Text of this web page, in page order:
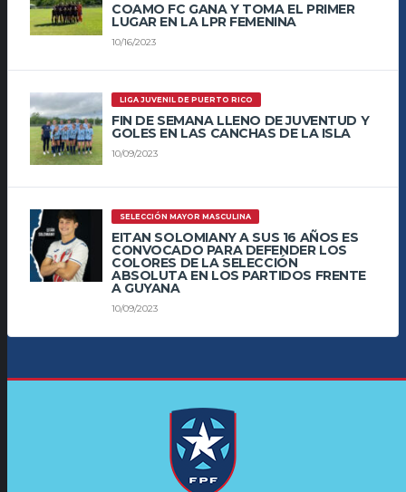
COAMO FC GANA Y TOMA EL PRIMER
LUGAR EN LA LPR FEMENINA
10/16/2023
LIGA JUVENIL DE PUERTO RICO
FIN DE SEMANA LLENO DE JUVENTUD Y
GOLES EN LAS CANCHAS DE LA ISLA
10/09/2023
SELECCIÓN MAYOR MASCULINA
EITAN SOLOMIANY A SUS 16 AÑOS ES
CONVOCADO PARA DEFENDER LOS
COLORES DE LA SELECCIÓN
ABSOLUTA EN LOS PARTIDOS FRENTE
A GUYANA
10/09/2023